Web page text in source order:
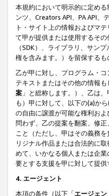
本規約において明示的に定め
ンツ、Creators API、PA API
ト・サイト上の情報およびマ
て甲が提供または使用するそ
（SDK）、ライブラリ、サン
権を含みます。）を留保する
乙が甲に対し、プログラム・
テキストまたはその他の情報
案 」と総称します。）、乙は
も）甲に対して、以下の(a)か
の自由に譲渡が可能な権利お
問わず、乙の提案を翻案、修
こと（ただし、甲はその義務
リジナル作品または合法的に
めて、いかなる個人または企
要とする支援を甲に対して提供
4. エージェント
本項の条件（以下「エージェン